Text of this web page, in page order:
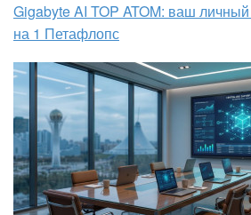
Gigabyte AI TOP ATOM: ваш
на 1 Петафлопс